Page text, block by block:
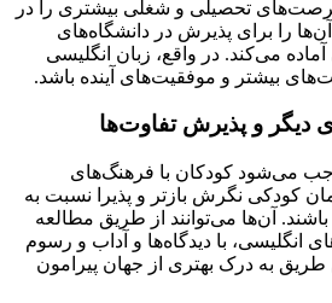
تحصیلی و شغلی بیشتری را در
را برای پذیرش در دانشگاه‌های
می‌کند. در واقع، زبان انگلیسی
بیشتر و موفقیت‌های آینده باشد.
می‌شود کودکان با فرهنگ‌های
کودکی نگرش بازتر و پذیرا نسبت به
آن‌ها می‌توانند از طریق مطالعه
انگلیسی، با دیدگاه‌ها و آداب و رسوم
طریق به درک بهتری از جهان پیرامون